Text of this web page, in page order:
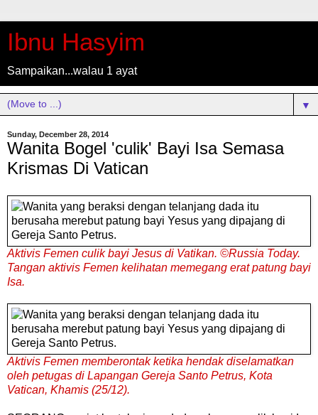
Ibnu Hasyim
Sampaikan...walau 1 ayat
▼
Sunday, December 28, 2014
Wanita Bogel 'culik' Bayi Isa Semasa
Krismas Di Vatican
Aktivis Femen culik bayi Jesus di Vatikan. ©Russia Today.
Tangan aktivis Femen kelihatan memegang erat patung bayi
Isa.
Aktivis Femen memberontak ketika hendak diselamatkan
oleh petugas di Lapangan Gereja Santo Petrus, Kota
Vatican, Khamis (25/12).